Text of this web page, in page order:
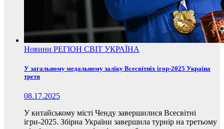
Новини РЕГІОН СВІТ УКРАЇНА
У загальному медальному заліку Всесвітніх ігор-2025 Україна
третя
08.17.2025
У китайському місті Ченду завершилися Всесвітні
ігри-2025. Збірна України завершила турнір на третьому